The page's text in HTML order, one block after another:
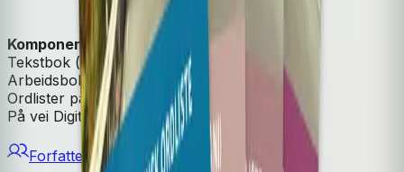
Komponenter:
Tekstbok (trykt og digital versjon)
Arbeidsbok
Ordlister på 30 språk
På vei Digital: Elevnettsted og lærernettsted
Forfattere